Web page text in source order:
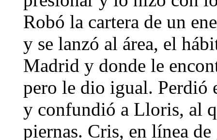
Robó la cartera de un
y se lanzó al área, el
Madrid y donde le
pero le dio igual. Perdió
y confundió a Lloris, al
piernas. Cris, en línea